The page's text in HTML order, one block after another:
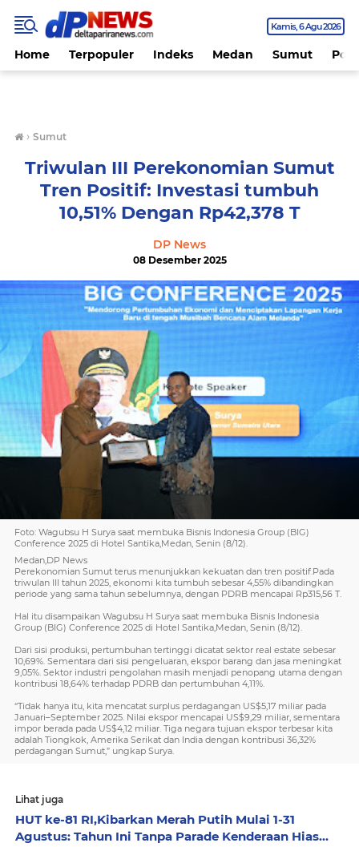
Kamis 6 Agu 2026
Home Terpopuler Indeks Medan Sumut
› Sumut
Triwulan III Perekonomian Sumut
Tren Positif: Investasi tumbuh
10,51% Dengan Rp42,378 T
DP News
08 Desember 2025
Foto: Wagubsu H Surya saat membuka Bisnis Indonesia Group (BIG)
Conference 2025 di Hotel Santika,Medan, Senin (8/12).
Medan,DP News
Perekonomian Sumut terus menunjukkan kekuatan dan tren positif.Pada
triwulan III tahun 2025, ekonomi kita tumbuh sebesar 4,55% dibandingkan
periode yang sama tahun sebelumnya, dengan PDRB mencapai Rp315,56 T.
Hal itu disampaikan Wagubsu H Surya saat membuka Bisnis Indonesia
Group (BIG) Conference 2025 di Hotel Santika,Medan, Senin (8/12).
Dari sisi produksi, pertumbuhan tertinggi dicatat sektor real estate sebesar
10,69%. Sementara dari sisi pengeluaran, ekspor barang dan jasa meningkat
9,05%. Sektor industri pengolahan masih menjadi penopang utama dengan
kontribusi 18,64% terhadap PDRB dan pertumbuhan 4,11%.
“Tidak hanya itu, kita mencatat surplus perdagangan US$5,17 miliar pada
Januari–September 2025. Nilai ekspor mencapai US$9,29 miliar, sementara
impor berada pada US$4,12 miliar. Tiga negara tujuan ekspor terbesar kita
adalah Tiongkok, Amerika Serikat dan India dengan kontribusi 36,32%
perdagangan Sumut,” ungkap Surya.
Lihat juga
HUT ke-81 RI,Kibarkan Merah Putih Mulai 1-31
Agustus: Tahun Ini Tanpa Parade Kenderaan Hias...